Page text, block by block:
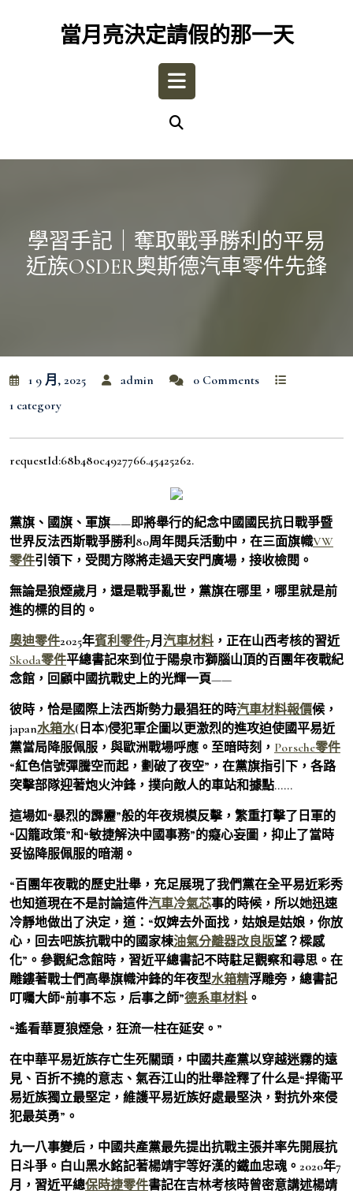
當月亮決定請假的那一天
Open
學習手記｜奪取戰爭勝利的平易
近族OSDER奧斯德汽車零件先鋒
1 9 月, 2025 admin
0 Comments
1 category
requestId:68b480c4927766.45425262.
黨旗、國旗、軍旗——即將舉行的紀念中國國民抗日戰爭暨
世界反法西斯戰爭勝利80周年閱兵活動中，在三面旗幟VW
零件引領下，受閱方隊將走過天安門廣場，接收檢閱。
無論是狼煙歲月，還是戰爭亂世，黨旗在哪里，哪里就是前
進的標的目的。
奧迪零件2025年賓利零件7月 汽車材料 ，正在山西考核的習近
Skoda零件平總書記來到位于陽泉市獅腦山頂的百團年夜戰紀
念館，回顧中國抗戰史上的光輝一頁——
彼時，恰是國際上法西斯勢力最猖狂的時汽車材料報價候，
japan水箱水(日本)侵犯軍企圖以更激烈的進攻迫使國平易近
黨當局降服佩服，與歐洲戰場呼應。至暗時刻， Porsche零件
“紅色信號彈騰空而起，劃破了夜空”，在黨旗指引下，各路
突擊部隊迎著炮火沖鋒，撲向敵人的車站和據點……
這場如“暴烈的霹靂”般的年夜規模反擊，繁重打擊了日軍的
“囚籠政策”和“敏捷解決中國事務”的癡心妄圖，抑止了當時
妥協降服佩服的暗潮。
“百團年夜戰的歷史壯舉，充足展現了我們黨在全平易近彩秀
也知道現在不是討論這件汽車冷氣芯事的時候，所以她迅速
冷靜地做出了決定，道：“奴婢去外面找，姑娘是姑娘，你放
心，回去吧族抗戰中的國家棟油氣分離器改良版望？樑感
化”。參觀紀念館時，習近平總書記不時駐足觀察和尋思。在
雕鏤著戰士們高舉旗幟沖鋒的年夜型水箱精浮雕旁，總書記
叮囑大師“前事不忘，后事之師”德系車材料 。
“遙看華夏狼煙急，狂流一柱在延安。”
在中華平易近族存亡生死關頭，中國共產黨以穿越迷霧的遠
見、百折不撓的意志、氣吞江山的壯舉詮釋了什么是“捍衛平
易近族獨立最堅定，維護平易近族好處最堅決，對抗外來侵
犯最英勇”。
九一八事變后，中國共產黨最先提出抗戰主張并率先開展抗
日斗爭。白山黑水銘記著楊靖宇等好漢的鐵血忠魂。2020年7
月，習近平總保時捷零件書記在吉林考核時曾密意講述楊靖